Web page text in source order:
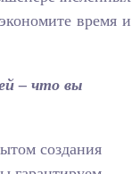
время и
– что вы
создания